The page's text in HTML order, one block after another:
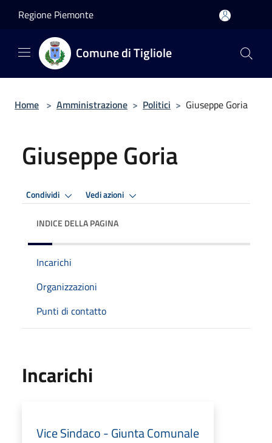
Regione Piemonte
Comune di Tigliole
Home > Amministrazione > Politici > Giuseppe Goria
Giuseppe Goria
Condividi Vedi azioni
INDICE DELLA PAGINA
Incarichi
Organizzazioni
Punti di contatto
Incarichi
Vice Sindaco - Giunta Comunale